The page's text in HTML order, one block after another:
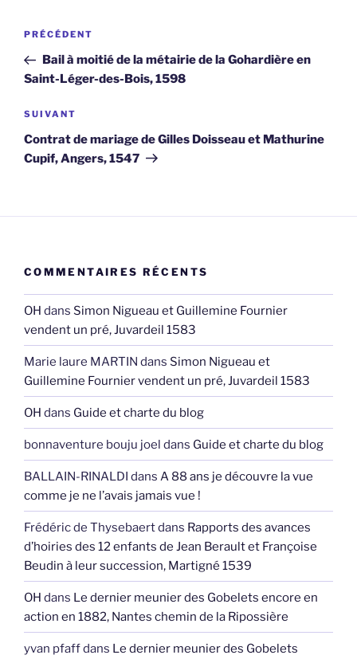
Navigation
l’article
Article
précédent
PRÉCÉDENT
Bail à moitié de la métairie de la Gohardière en
Saint-Léger-des-Bois, 1598
Article
suivant
SUIVANT
Contrat de mariage de Gilles Doisseau et Mathurine
Cupif, Angers, 1547
COMMENTAIRES RÉCENTS
OH dans Simon Nigueau et Guillemine Fournier
vendent un pré, Juvardeil 1583
Marie laure MARTIN dans Simon Nigueau et
Guillemine Fournier vendent un pré, Juvardeil 1583
OH dans Guide et charte du blog
bonnaventure bouju joel dans Guide et charte du blog
BALLAIN-RINALDI dans A 88 ans je découvre la vue
comme je ne l’avais jamais vue !
Frédéric de Thysebaertdans Rapports des avances
d’hoiries des 12 enfants de Jean Berault et Françoise
Beudin à leur succession, Martigné 1539
OH dans Le dernier meunier des Gobelets encore en
action en 1882, Nantes chemin de la Ripossière
yvan pfaffdans Le dernier meunier des Gobelets